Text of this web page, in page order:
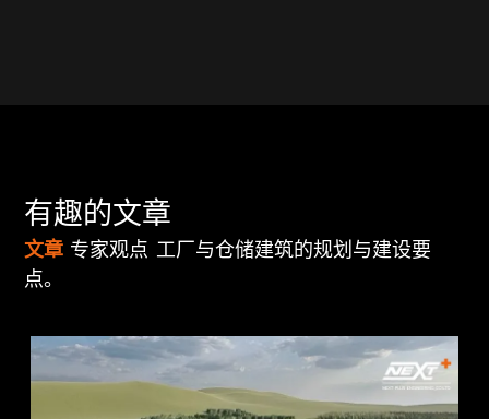
有趣的文章
文章 专家观点 工厂与仓储建筑的规划与建设要
点。